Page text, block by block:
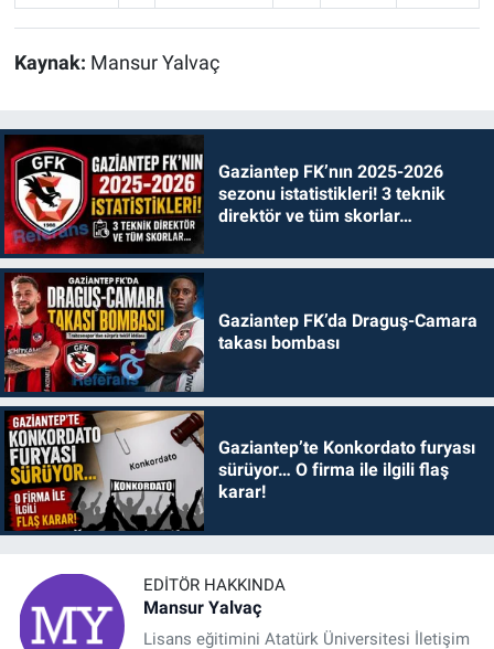
Kaynak: Mansur Yalvaç
Gaziantep FK’nın 2025-2026
sezonu istatistikleri! 3 teknik
direktör ve tüm skorlar…
Gaziantep FK’da Draguş-Camara
takası bombası
Gaziantep’te Konkordato furyası
sürüyor… O firma ile ilgili flaş
karar!
EDITÖR HAKKINDA
Mansur Yalvaç
Lisans eğitimini Atatürk Üniversitesi İletişim